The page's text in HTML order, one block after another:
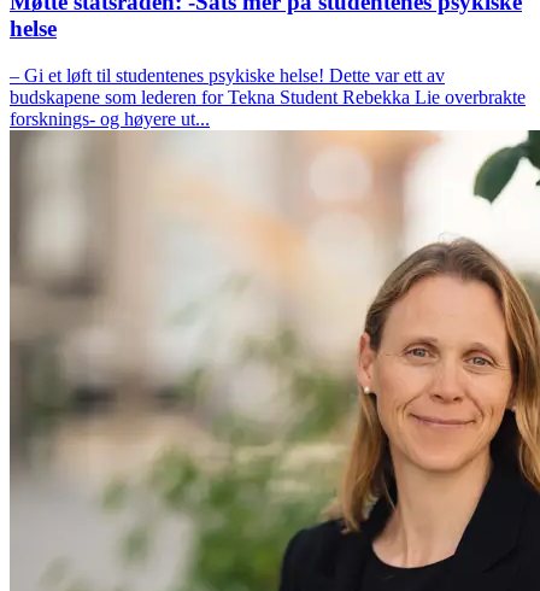
helse
– Gi et løft til studentenes psykiske helse! Dette var ett av
budskapene som lederen for Tekna Student Rebekka Lie overbrakte
forsknings- og høyere ut...